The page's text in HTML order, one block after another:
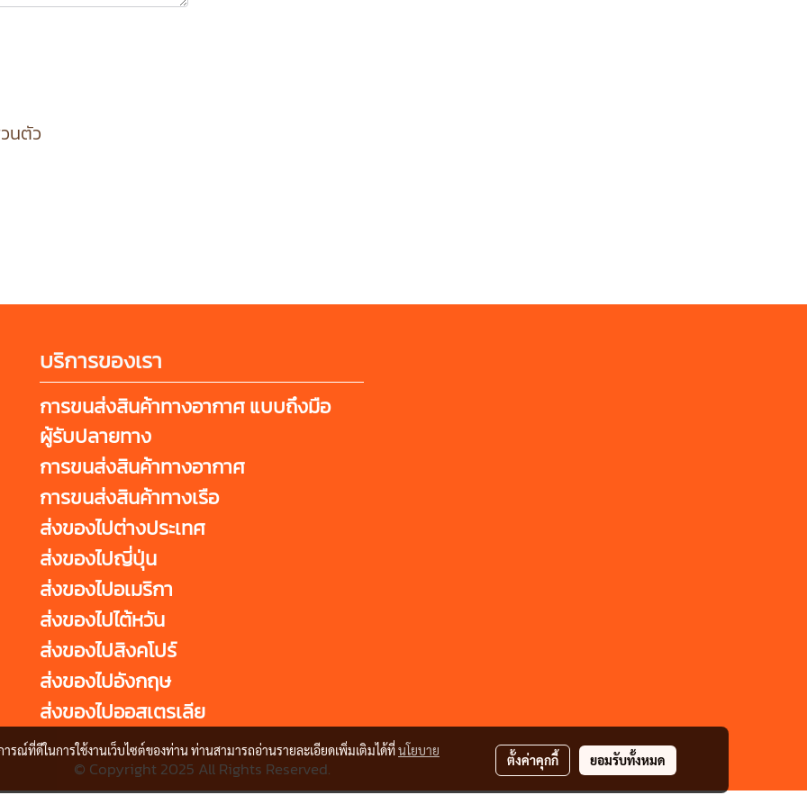
นตัว
บริการของเรา
การขนส่งสินค้าทางอากาศ แบบถึงมือ
ผู้รับปลายทาง
การขนส่งสินค้าทางอากาศ
การขนส่งสินค้าทางเรือ
ส่งของไปต่างประเทศ
ส่งของไปญี่ปุ่น
ส่งของไปอเมริกา
ส่งของไปไต้หวัน
ส่งของไปสิงคโปร์
ส่งของไปอังกฤษ
ส่งของไปออสเตรเลีย
© Copyright 2025 All Rights Reserved.
ณ์ที่ดีในการใช้งานเว็บไซต์ของท่าน ท่านสามารถอ่านรายละเอียดเพิ่มเติมได้ที่นโยบาย
ตั้งค่าคุกกี้ ยอมรับทั้งหมด